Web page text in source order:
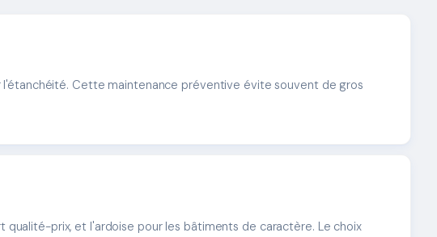
Cette maintenance préventive évite souvent de gros
prix, et l'ardoise pour les bâtiments de caractère. Le choix